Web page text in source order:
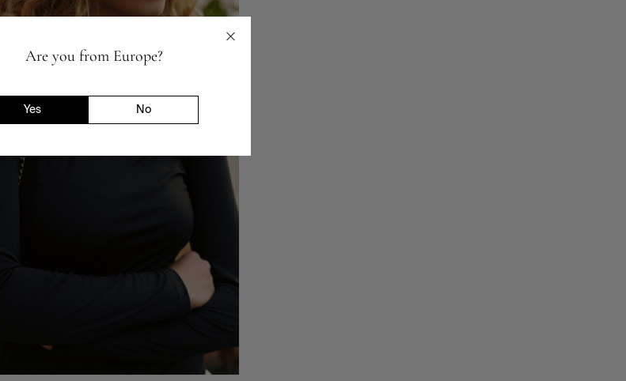
Are you from Europe?
Yes No